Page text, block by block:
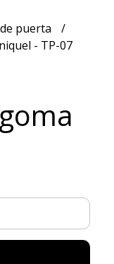
puerta
- TP-07